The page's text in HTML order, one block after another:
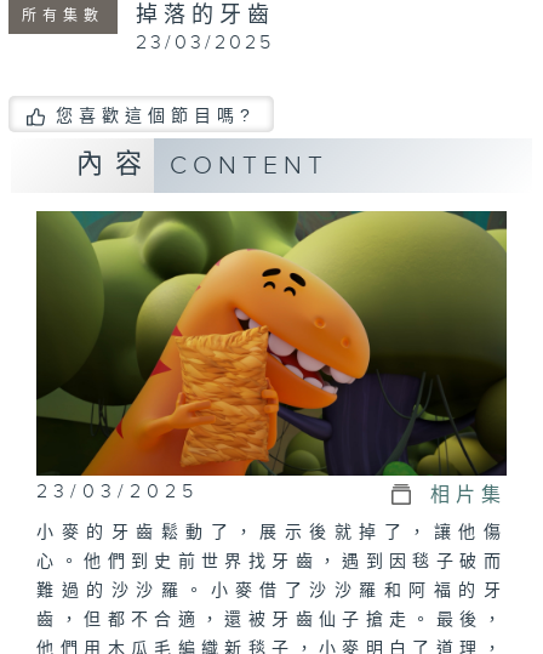
所有集數 掉落的牙齒
23/03/2025
您喜歡這個節目嗎?
內容 CONTENT
23/03/2025 相片集
小麥的牙齒鬆動了，展示後就掉了，讓他傷
心。他們到史前世界找牙齒，遇到因毯子破而
難過的沙沙羅。小麥借了沙沙羅和阿福的牙
齒，但都不合適，還被牙齒仙子搶走。最後，
他們用木瓜毛編織新毯子，小麥明白了道理，